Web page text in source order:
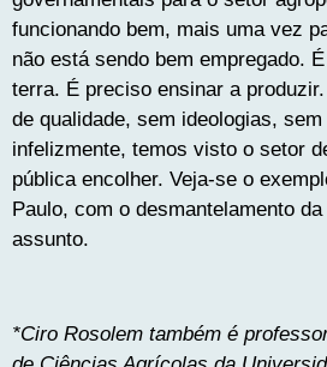
funcionando bem, mais uma vez
não está sendo bem empregado.
terra. É preciso ensinar a
de qualidade, sem ideologias,
infelizmente, temos visto o setor
pública encolher. Veja-se o
Paulo, com o desmantelamento
assunto.
*Ciro Rosolem também é